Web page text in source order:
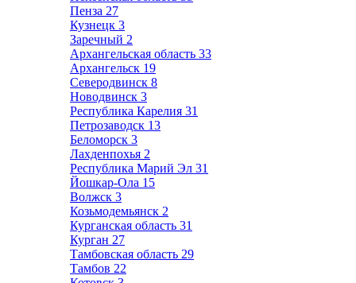
Пенза 27
Кузнецк 3
Заречный 2
Архангельская область 33
Архангельск 19
Северодвинск 8
Новодвинск 3
Республика Карелия 31
Петрозаводск 13
Беломорск 3
Лахденпохья 2
Республика Марий Эл 31
Йошкар-Ола 15
Волжск 3
Козьмодемьянск 2
Курганская область 31
Курган 27
Тамбовская область 29
Тамбов 22